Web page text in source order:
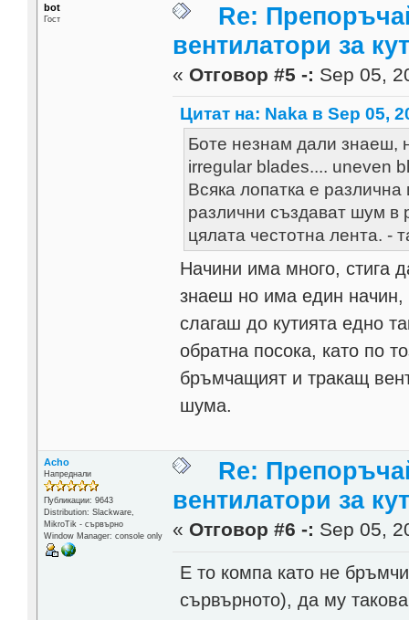
bot
Гост
Re:
вентилатори за
« Отговор #5 -: Sep 05,
Цитат на: Naka в Sep 05,
Боте незнам дали знаеш,
irregular blades.... uneven
Всяка лопатка е
различни създават шум в
цялата честотна лента. -
Начини има много, стига
знаеш но има един начин,
слагаш до кутията едно
обратна посока, като по
бръмчащият и тракащ
шума.
Acho
Напреднали
Публикации: 9643
Distribution: Slackware,
MikroTik - сървърно
Window Manager: console only
Re:
вентилатори за
« Отговор #6 -: Sep 05,
Е то компа като не
сървърното), да му